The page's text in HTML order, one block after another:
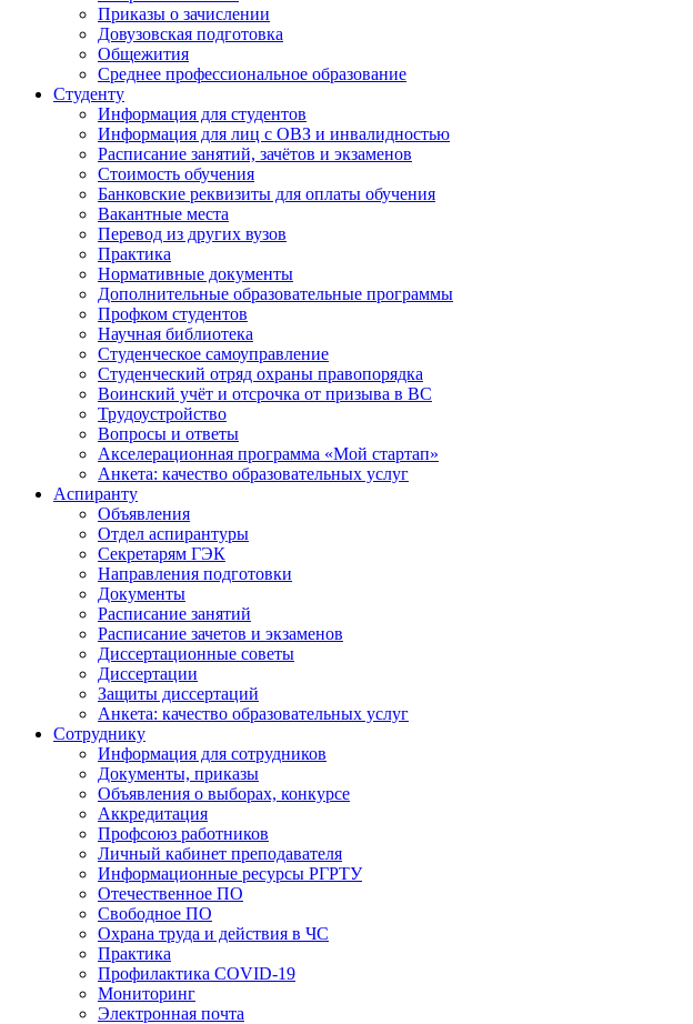
Приказы о зачислении
Довузовская подготовка
Общежития
Среднее профессиональное образование
Студенту
Информация для студентов
Информация для лиц с ОВЗ и инвалидностью
Расписание занятий, зачётов и экзаменов
Стоимость обучения
Банковские реквизиты для оплаты обучения
Вакантные места
Перевод из других вузов
Практика
Нормативные документы
Дополнительные образовательные программы
Профком студентов
Научная библиотека
Студенческое самоуправление
Студенческий отряд охраны правопорядка
Воинский учёт и отсрочка от призыва в ВС
Трудоустройство
Вопросы и ответы
Акселерационная программа «Мой стартап»
Анкета: качество образовательных услуг
Аспиранту
Объявления
Отдел аспирантуры
Секретарям ГЭК
Направления подготовки
Документы
Расписание занятий
Расписание зачетов и экзаменов
Диссертационные советы
Диссертации
Защиты диссертаций
Анкета: качество образовательных услуг
Сотруднику
Информация для сотрудников
Документы, приказы
Объявления о выборах, конкурсе
Аккредитация
Профсоюз работников
Личный кабинет преподавателя
Информационные ресурсы РГРТУ
Отечественное ПО
Свободное ПО
Охрана труда и действия в ЧС
Практика
Профилактика COVID-19
Мониторинг
Электронная почта